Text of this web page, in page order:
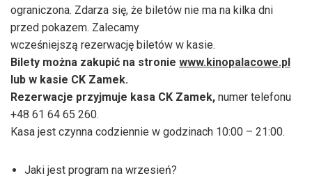
ograniczona. Zdarza się, że biletów nie ma na kilka dni
przed pokazem. Zalecamy
wcześniejszą rezerwację biletów w kasie.
Bilety można zakupić na stronie www.kinopalacowe.pl
lub w kasie CK Zamek.
Rezerwacje przyjmuje kasa CK Zamek, numer telefonu
+48 61 64 65 260.
Kasa jest czynna codziennie w godzinach 10:00 – 21:00.
Jaki jest program na wrzesień?